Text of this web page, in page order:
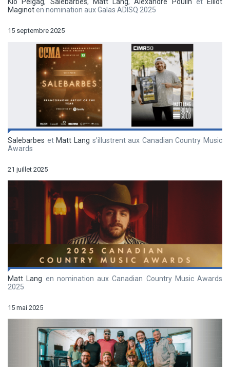
Klô Pelgag, Salebarbes, Matt Lang,Alexandre Poulin et
Elliot
Maginoten nomination aux Galas ADISQ 2025
15 septembre 2025
Salebarbes etMatt Lang s’illustrent aux Canadian Country Music
Awards
21 juillet 2025
Matt Lang en nomination aux Canadian Country Music Awards
2025
15 mai 2025